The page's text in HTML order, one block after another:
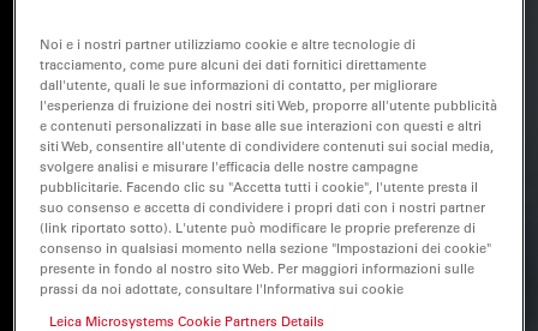
Noi e i nostri partner utilizziamo cookie e altre tecnologie di
tracciamento, come pure alcuni dei dati fornitici direttamente
dall'utente, quali le sue informazioni di contatto, per migliorare
l'esperienza di fruizione dei nostri siti Web, proporre all'utente pubblicità
e contenuti personalizzati in base alle sue interazioni con questi e altri
siti Web, consentire all'utente di condividere contenuti sui social media,
svolgere analisi e misurare l'efficacia delle nostre campagne
pubblicitarie. Facendo clic su "Accetta tutti i cookie", l'utente presta il
suo consenso e accetta di condividere i propri dati con i nostri partner
(link riportato sotto). L'utente può modificare le proprie preferenze di
consenso in qualsiasi momento nella sezione "Impostazioni dei cookie"
presente in fondo al nostro sito Web. Per maggiori informazioni sulle
prassi da noi adottate, consultare l'Informativa sui cookie
Leica Microsystems Cookie Partners Details